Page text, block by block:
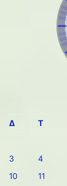
Δ Τ
3
4
10
11